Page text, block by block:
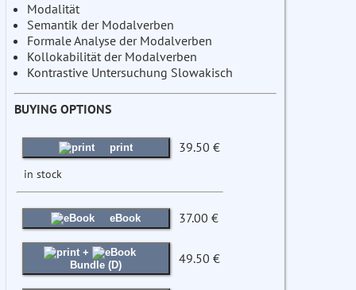
Modalität
Semantik der Modalverben
Formale Analyse der Modalverben
Kollokabilität der Modalverben
Kontrastive Untersuchung Slowakisch
BUYING OPTIONS
print 39.50 €
in stock
eBook 37.00 €
+
Bundle (D)
49.50 €